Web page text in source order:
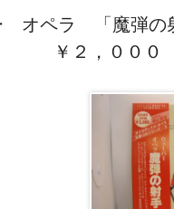
オペラ 「魔弾
￥２，００